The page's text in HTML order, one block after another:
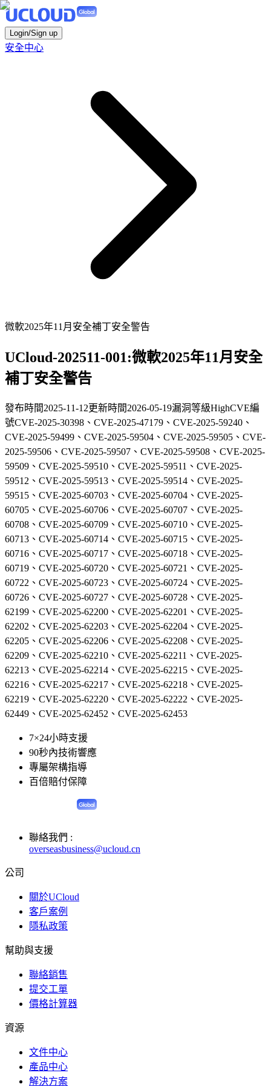
Login/Sign up
安全中心
微軟2025年11月安全補丁安全警告
UCloud-202511-001:微軟2025年11月安全
補丁安全警告
發布時間2025-11-12更新時間2026-05-19漏洞等級HighCVE編
號CVE-2025-30398、CVE-2025-47179、CVE-2025-59240、
CVE-2025-59499、CVE-2025-59504、CVE-2025-59505、CVE-
2025-59506、CVE-2025-59507、CVE-2025-59508、CVE-2025-
59509、CVE-2025-59510、CVE-2025-59511、CVE-2025-
59512、CVE-2025-59513、CVE-2025-59514、CVE-2025-
59515、CVE-2025-60703、CVE-2025-60704、CVE-2025-
60705、CVE-2025-60706、CVE-2025-60707、CVE-2025-
60708、CVE-2025-60709、CVE-2025-60710、CVE-2025-
60713、CVE-2025-60714、CVE-2025-60715、CVE-2025-
60716、CVE-2025-60717、CVE-2025-60718、CVE-2025-
60719、CVE-2025-60720、CVE-2025-60721、CVE-2025-
60722、CVE-2025-60723、CVE-2025-60724、CVE-2025-
60726、CVE-2025-60727、CVE-2025-60728、CVE-2025-
62199、CVE-2025-62200、CVE-2025-62201、CVE-2025-
62202、CVE-2025-62203、CVE-2025-62204、CVE-2025-
62205、CVE-2025-62206、CVE-2025-62208、CVE-2025-
62209、CVE-2025-62210、CVE-2025-62211、CVE-2025-
62213、CVE-2025-62214、CVE-2025-62215、CVE-2025-
62216、CVE-2025-62217、CVE-2025-62218、CVE-2025-
62219、CVE-2025-62220、CVE-2025-62222、CVE-2025-
62449、CVE-2025-62452、CVE-2025-62453
7×24小時支援
90秒內技術響應
專屬架構指導
百倍賠付保障
聯絡我們 :
overseasbusiness@ucloud.cn
公司
關於UCloud
客戶案例
隱私政策
幫助與支援
聯絡銷售
提交工單
價格計算器
資源
文件中心
產品中心
解決方案